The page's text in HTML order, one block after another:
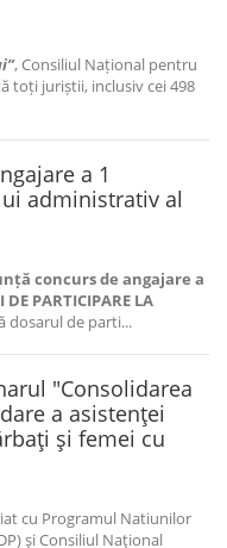
, Consiliul Național pentru
toți juriștii, inclusiv cei 498
a 1
administrativ al
concurs de angajare a
DE PARTICIPARE LA
dosarul de parti...
"Consolidarea
a asistenţei
şi femei cu
cu Programul Natiunilor
şi Consiliul Naţional